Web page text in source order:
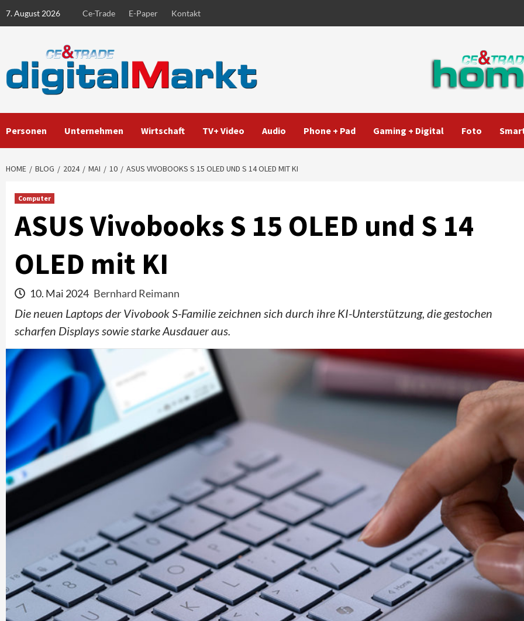
7. August 2026 Ce-Trade E-Paper Kontakt
Personen Unternehmen Wirtschaft TV+ Video Audio Phone + Pad Gaming + Digital Foto
HOME BLOG 2024 MAI 10 ASUS VIVOBOOKS S 15 OLED UND S 14 OLED MIT KI
Computer
ASUS Vivobooks S 15 OLED und S 14
OLED mit KI
10. Mai 2024 Bernhard Reimann
Die neuen Laptops der Vivobook S-Familie zeichnen sich durch ihre KI-Unterstützung, die gestochen
scharfen Displays sowie starke Ausdauer aus.